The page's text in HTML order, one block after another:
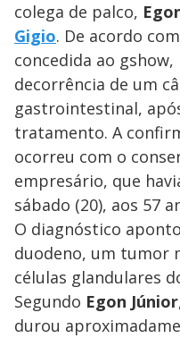
colega de palco,
Gigio. De acordo com
concedida ao gshow,
decorrência de um
gastrointestinal,
tratamento. A
ocorreu com o
empresário, que
sábado (20), aos 57
O diagnóstico
duodeno, um tumor
células glandulares
Segundo Egon Júnior
durou